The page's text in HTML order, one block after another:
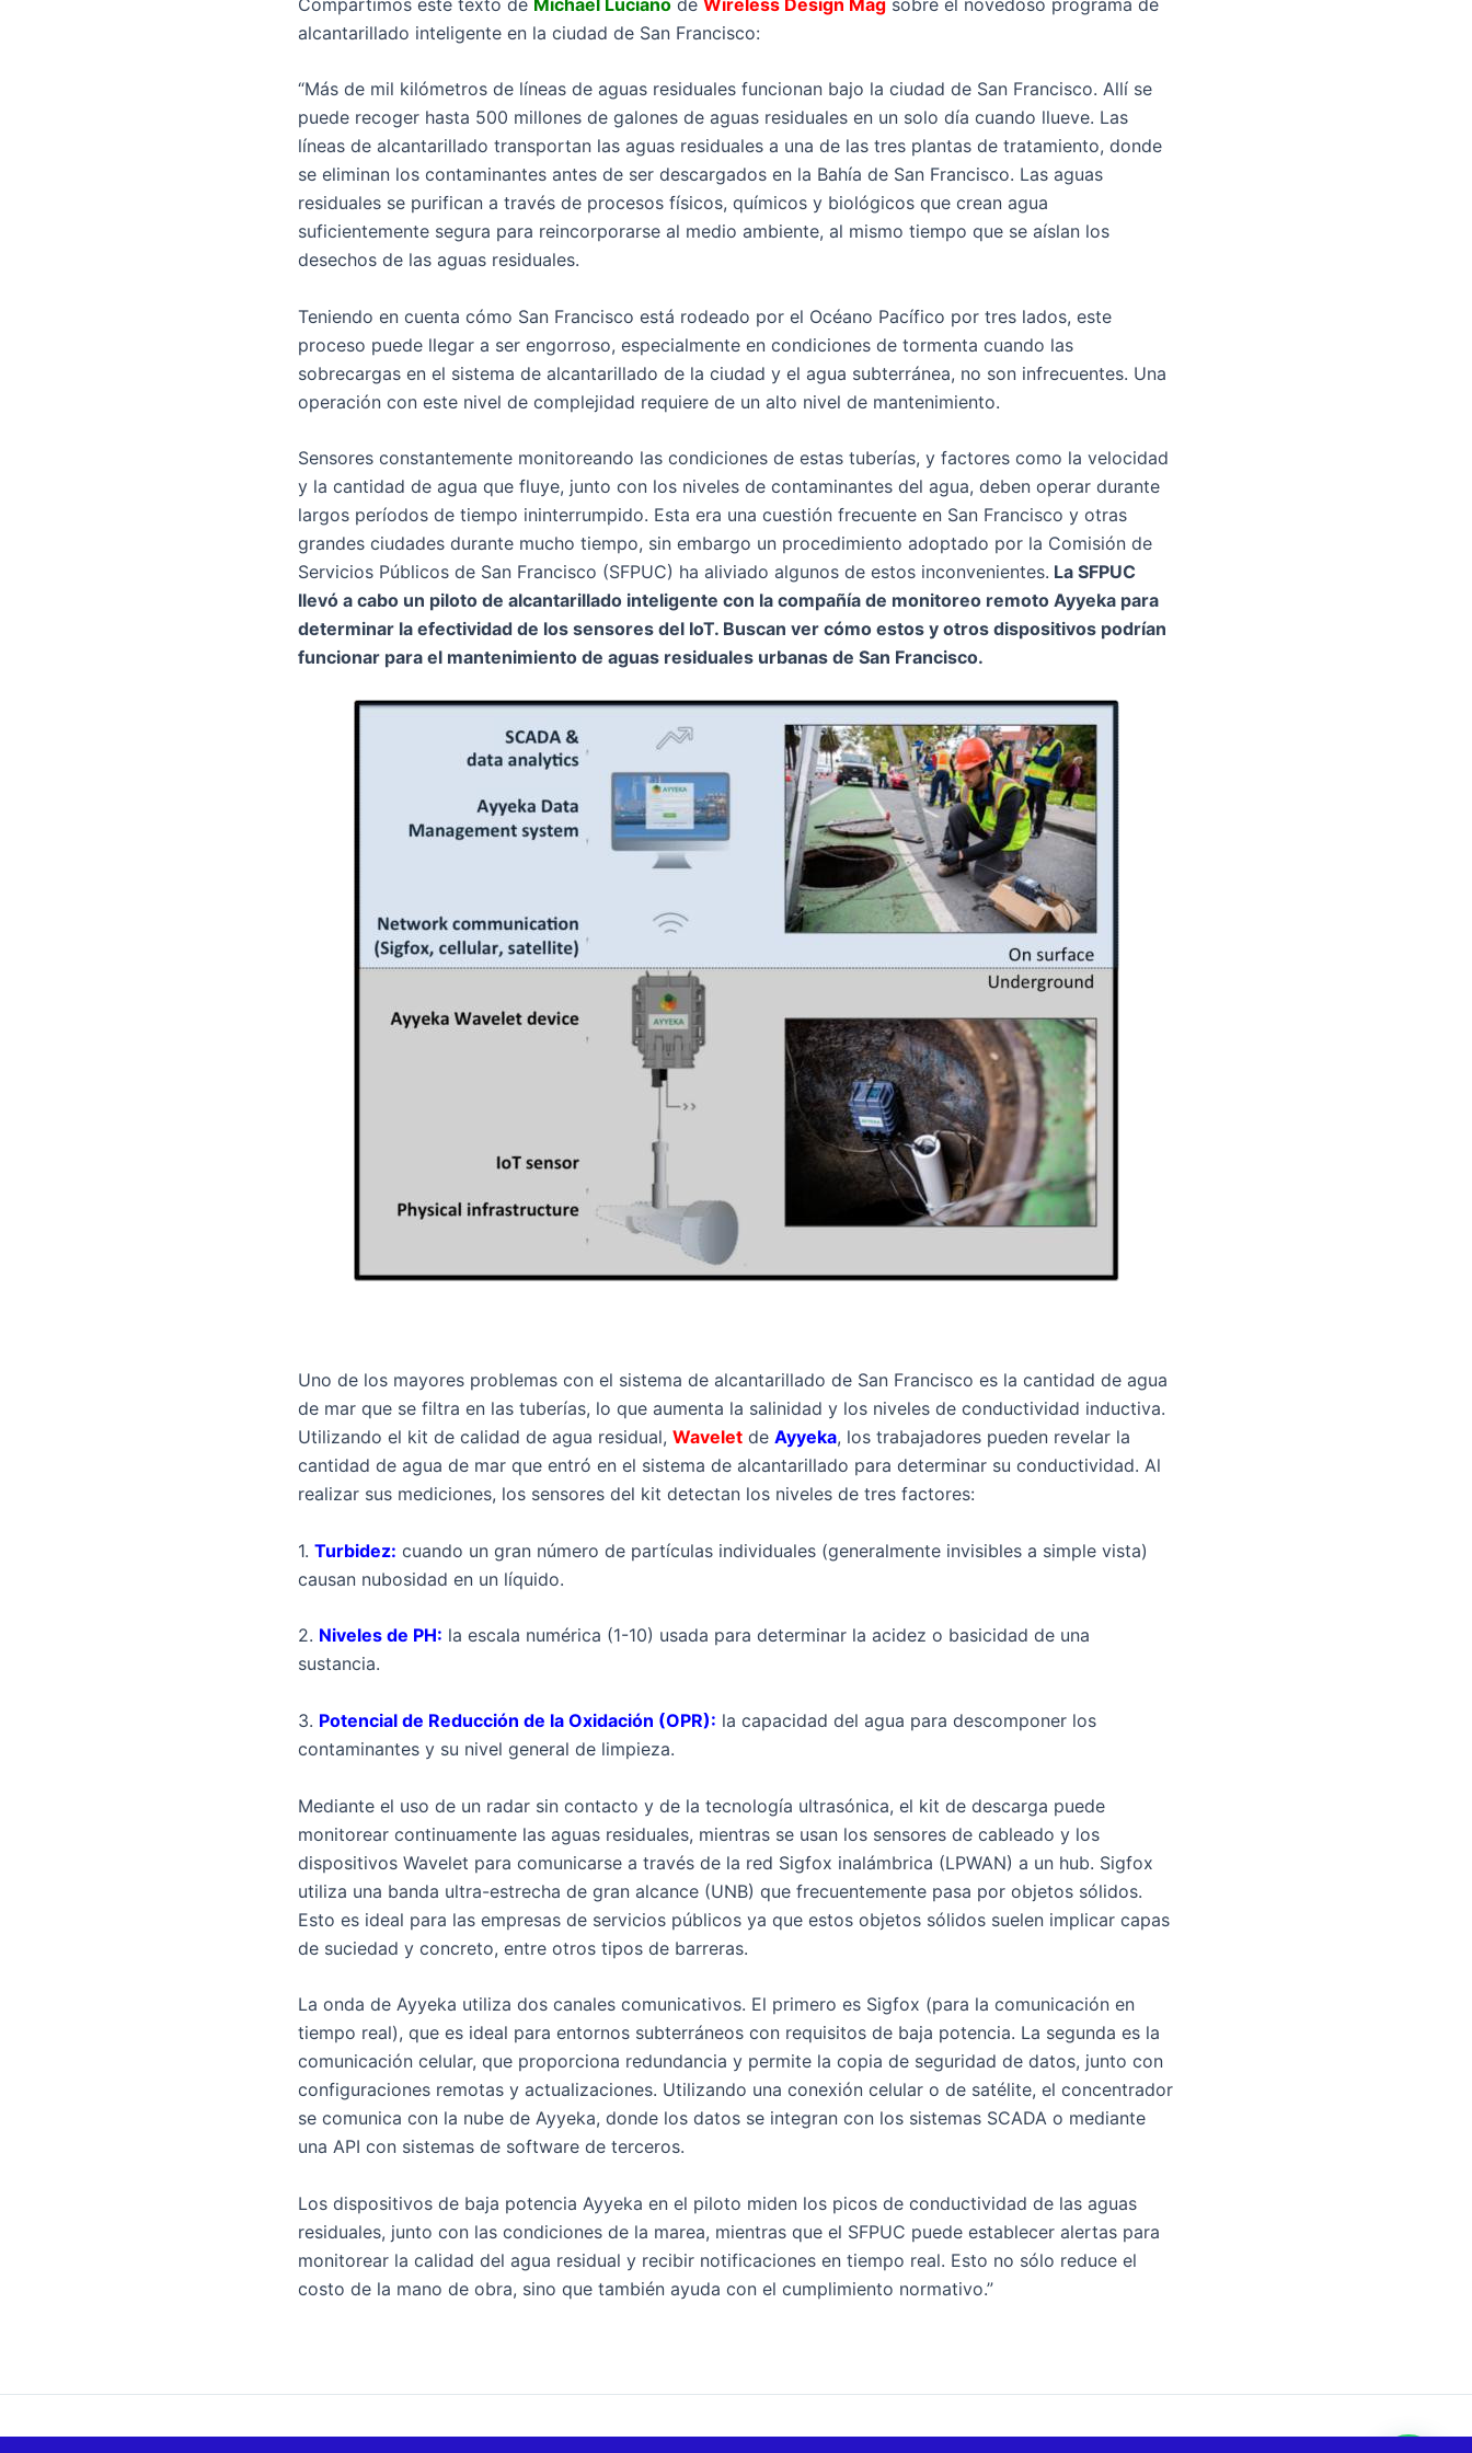
alcantarillado inteligente en la ciudad de San Francisco:
“Más de mil kilómetros de líneas de aguas residuales funcionan bajo la ciudad de San Francisco. Allí se
puede recoger hasta 500 millones de galones de aguas residuales en un solo día cuando llueve. Las
líneas de alcantarillado transportan las aguas residuales a una de las tres plantas de tratamiento, donde
se eliminan los contaminantes antes de ser descargados en la Bahía de San Francisco. Las aguas
residuales se purifican a través de procesos físicos, químicos y biológicos que crean agua
suficientemente segura para reincorporarse al medio ambiente, al mismo tiempo que se aíslan los
desechos de las aguas residuales.
Teniendo en cuenta cómo San Francisco está rodeado por el Océano Pacífico por tres lados, este
proceso puede llegar a ser engorroso, especialmente en condiciones de tormenta cuando las
sobrecargas en el sistema de alcantarillado de la ciudad y el agua subterránea, no son infrecuentes. Una
operación con este nivel de complejidad requiere de un alto nivel de mantenimiento.
Sensores constantemente monitoreando las condiciones de estas tuberías, y factores como la velocidad
y la cantidad de agua que fluye, junto con los niveles de contaminantes del agua, deben operar durante
largos períodos de tiempo ininterrumpido. Esta era una cuestión frecuente en San Francisco y otras
grandes ciudades durante mucho tiempo, sin embargo un procedimiento adoptado por la Comisión de
Servicios Públicos de San Francisco (SFPUC) ha aliviado algunos de estos inconvenientes. La SFPUC
llevó a cabo un piloto de alcantarillado inteligente con la compañía de monitoreo remoto Ayyeka para
determinar la efectividad de los sensores del IoT. Buscan ver cómo estos y otros dispositivos podrían
funcionar para el mantenimiento de aguas residuales urbanas de San Francisco.
Uno de los mayores problemas con el sistema de alcantarillado de San Francisco es la cantidad de agua
de mar que se filtra en las tuberías, lo que aumenta la salinidad y los niveles de conductividad inductiva.
Utilizando el kit de calidad de agua residual, Wavelet de Ayyeka, los trabajadores pueden revelar la
cantidad de agua de mar que entró en el sistema de alcantarillado para determinar su conductividad. Al
realizar sus mediciones, los sensores del kit detectan los niveles de tres factores:
1. Turbidez: cuando un gran número de partículas individuales (generalmente invisibles a simple vista)
causan nubosidad en un líquido.
2. Niveles de PH: la escala numérica (1-10) usada para determinar la acidez o basicidad de una
sustancia.
3. Potencial de Reducción de la Oxidación (OPR): la capacidad del agua para descomponer los
contaminantes y su nivel general de limpieza.
Mediante el uso de un radar sin contacto y de la tecnología ultrasónica, el kit de descarga puede
monitorear continuamente las aguas residuales, mientras se usan los sensores de cableado y los
dispositivos Wavelet para comunicarse a través de la red Sigfox inalámbrica (LPWAN) a un hub. Sigfox
utiliza una banda ultra-estrecha de gran alcance (UNB) que frecuentemente pasa por objetos sólidos.
Esto es ideal para las empresas de servicios públicos ya que estos objetos sólidos suelen implicar capas
de suciedad y concreto, entre otros tipos de barreras.
La onda de Ayyeka utiliza dos canales comunicativos. El primero es Sigfox (para la comunicación en
tiempo real), que es ideal para entornos subterráneos con requisitos de baja potencia. La segunda es la
comunicación celular, que proporciona redundancia y permite la copia de seguridad de datos, junto con
configuraciones remotas y actualizaciones. Utilizando una conexión celular o de satélite, el concentrador
se comunica con la nube de Ayyeka, donde los datos se integran con los sistemas SCADA o mediante
una API con sistemas de software de terceros.
Los dispositivos de baja potencia Ayyeka en el piloto miden los picos de conductividad de las aguas
residuales, junto con las condiciones de la marea, mientras que el SFPUC puede establecer alertas para
monitorear la calidad del agua residual y recibir notificaciones en tiempo real. Esto no sólo reduce el
costo de la mano de obra, sino que también ayuda con el cumplimiento normativo.”
ANTERIOR SIGUIENTE